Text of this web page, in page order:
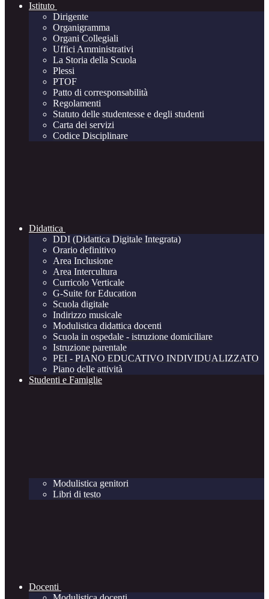
Istituto
Dirigente
Organigramma
Organi Collegiali
Uffici Amministrativi
La Storia della Scuola
Plessi
PTOF
Patto di corresponsabilità
Regolamenti
Statuto delle studentesse e degli studenti
Carta dei servizi
Codice Disciplinare
Didattica
DDI (Didattica Digitale Integrata)
Orario definitivo
Area Inclusione
Area Intercultura
Curricolo Verticale
G-Suite for Education
Scuola digitale
Indirizzo musicale
Modulistica didattica docenti
Scuola in ospedale - istruzione domiciliare
Istruzione parentale
PEI - PIANO EDUCATIVO INDIVIDUALIZZATO
Piano delle attività
Studenti e Famiglie
Modulistica genitori
Libri di testo
Docenti